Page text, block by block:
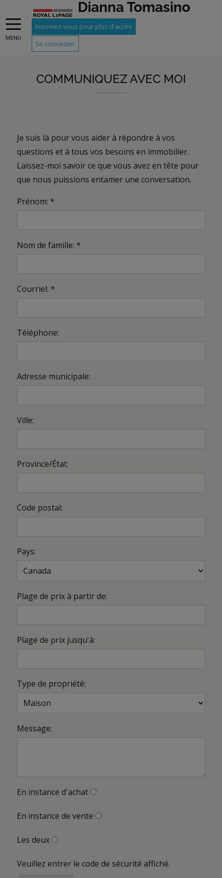
MENU
Dianna Tomasino
Gray
Inscrivez-vous pour plus d'accès
Se connecter
COMMUNIQUEZ AVEC MOI
Je suis là pour vous aider à répondre à vos
questions et à tous vos besoins en immobilier.
Laissez-moi savoir ce que vous avez en tête pour
que nous puissions entamer une conversation.
Prénom: *
Nom de famille: *
Courriel: *
Téléphone:
Adresse municipale:
Ville:
Province/État:
Code postal:
Pays:
Plage de prix à partir de:
Plage de prix jusqu'à:
Type de propriété:
Message:
En instance d'achat
En instance de vente
Les deux
Veuillez entrer le code de sécurité affiché.